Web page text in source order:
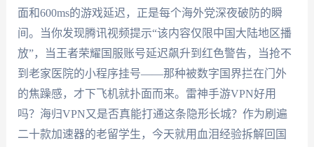
面和600ms的游戏延迟，正是每个海外党深夜破防的瞬
间。当你发现腾讯视频提示“该内容仅限中国大陆地区播
放”，当王者荣耀国服账号延迟飙升到红色警告，当抢不
到老家医院的小程序挂号——那种被数字国界拦在门外
的焦躁感，才下飞机就扑面而来。雷神手游VPN好用
吗？海归VPN又是否真能打通这条隐形长城？作为刷遍
二十款加速器的老留学生，今天就用血泪经验拆解回国